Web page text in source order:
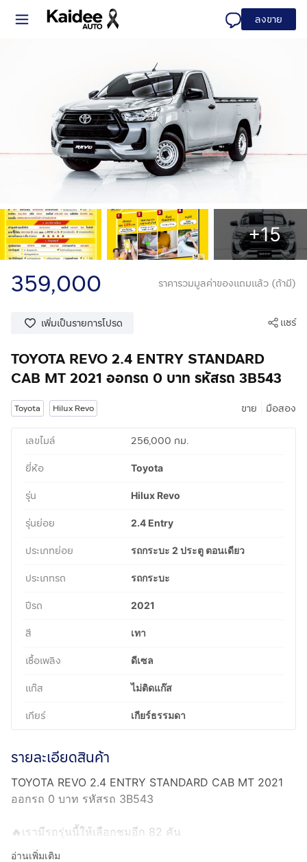
ลงขาย
+15
359,000 ราคารวมมูลค่าของแถมแล้ว (ถ้ามี)
เพิ่มเป็นรายการโปรด แชร์
TOYOTA REVO 2.4 ENTRY STANDARD
CAB MT 2021 ออกรถ 0 บาท รหัสรถ 3B543
Toyota Hilux Revo ขาย มือสอง
เลขไมล์
256,000 กม.
ยี่ห้อ
Toyota
รุ่น Hilux Revo
รุ่นย่อย 2.4 Entry
ประเภทย่อย รถกระบะ 2 ประตู ตอนเดียว
ประเภทรถ รถกระบะ
ปีรถ 2021
สี เทา
เชื้อเพลิง ดีเซล
แก๊ส ไม่ติดแก๊ส
เกียร์ เกียร์ธรรมดา
รายละเอียดสินค้า
TOYOTA REVO 2.4 ENTRY STANDARD CAB MT 2021
ออกรถ 0 บาท รหัสรถ 3B543
🔥เรามีรถรุ่นนี้ให้เลือกชมอีก 82 คัน
🔥ไมล์แท้เช็กศูนย์ตลอด
อ่านเพิ่มเติม